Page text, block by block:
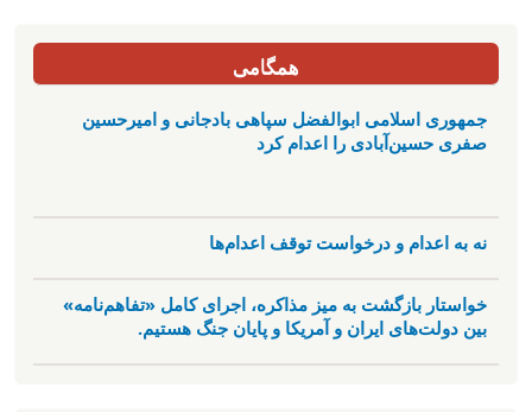
همگامی
جمهوری اسلامی ابوالفضل سپاهی بادجانی و امیرحسین
صفری حسین‌آبادی را اعدام کرد
نه به اعدام و درخواست توقف اعدام‌ها
خواستار بازگشت به میز مذاکره، اجرای کامل «تفاهم‌نامه»
بین دولت‌های ایران و آمریکا و پایان جنگ هستیم.